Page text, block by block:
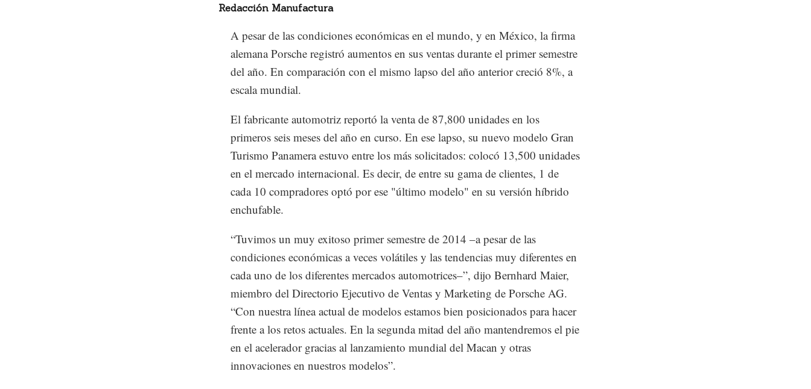
Redacción Manufactura
A pesar de las condiciones económicas en el mundo, y en México, la firma
alemana Porsche registró aumentos en sus ventas durante el primer semestre
del año. En comparación con el mismo lapso del año anterior creció 8%, a
escala mundial.
El fabricante automotriz reportó la venta de 87,800 unidades en los
primeros seis meses del año en curso. En ese lapso, su nuevo modelo Gran
Turismo Panamera estuvo entre los más solicitados: colocó 13,500 unidades
en el mercado internacional. Es decir, de entre su gama de clientes, 1 de
cada 10 compradores optó por ese "último modelo" en su versión híbrido
enchufable.
“Tuvimos un muy exitoso primer semestre de 2014 –a pesar de las
condiciones económicas a veces volátiles y las tendencias muy diferentes en
cada uno de los diferentes mercados automotrices–”, dijo Bernhard Maier,
miembro del Directorio Ejecutivo de Ventas y Marketing de Porsche AG.
“Con nuestra línea actual de modelos estamos bien posicionados para hacer
frente a los retos actuales. En la segunda mitad del año mantendremos el pie
en el acelerador gracias al lanzamiento mundial del Macan y otras
innovaciones en nuestros modelos”.